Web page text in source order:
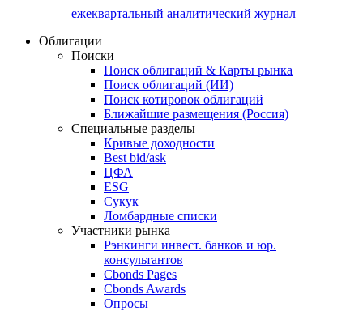
ежеквартальный аналитический журнал
Облигации
Поиски
Поиск облигаций & Карты рынка
Поиск облигаций (ИИ)
Поиск котировок облигаций
Ближайшие размещения (Россия)
Специальные разделы
Кривые доходности
Best bid/ask
ЦФА
ESG
Сукук
Ломбардные списки
Участники рынка
Рэнкинги инвест. банков и юр.
консультантов
Cbonds Pages
Cbonds Awards
Опросы